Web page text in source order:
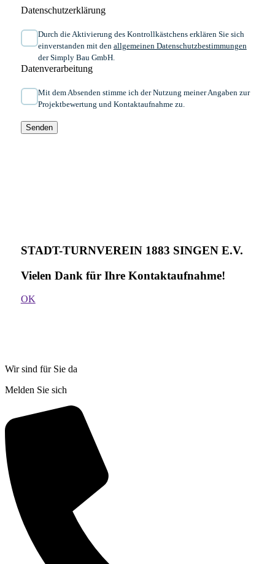
Datenschutzerklärung
Durch die Aktivierung des Kontrollkästchens erklären Sie sich
einverstanden mit den allgemeinen ​Daten­schutz­bestim­mungen​​​
der Simply Bau GmbH.
Datenverarbeitung
Mit dem Absenden stimme ich der Nutzung meiner Angaben zur
Projektbewertung und Kontaktaufnahme zu.
Senden
STADT-TURNVEREIN 1883 SINGEN E.V.
Vielen Dank für Ihre Kontakt­aufnahme!
OK
Wir sind für Sie da
Melden Sie sich